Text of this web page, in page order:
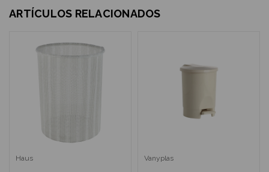
ARTÍCULOS RELACIONADOS
Haus Vanyplas